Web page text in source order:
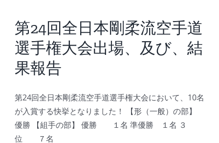
体
験
室
は
第24回全日本剛柔流空手道
選手権大会出場、及び、結
果報告
第24回全日本剛柔流空手道選手権大会において、10名
が入賞する快挙となりました！ 【形（一般）の部】
優勝 【組手の部】 優勝 １名 準優勝 １名 ３
位 ７名